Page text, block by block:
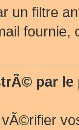
un filtre
fournie,
par